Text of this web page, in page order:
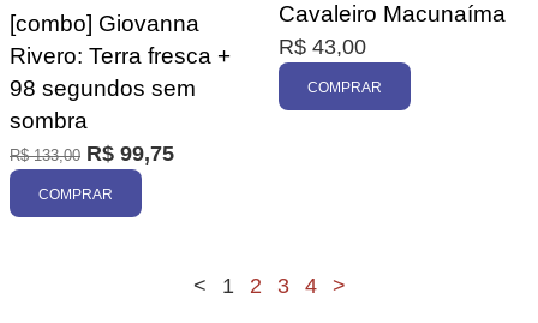
[combo] Giovanna
Rivero: Terra fresca +
98 segundos sem
sombra
R$133,00 R$ 99,75
COMPRAR
Cavaleiro Macunaíma
R$ 43,00
COMPRAR
< 1 2 3 4 >